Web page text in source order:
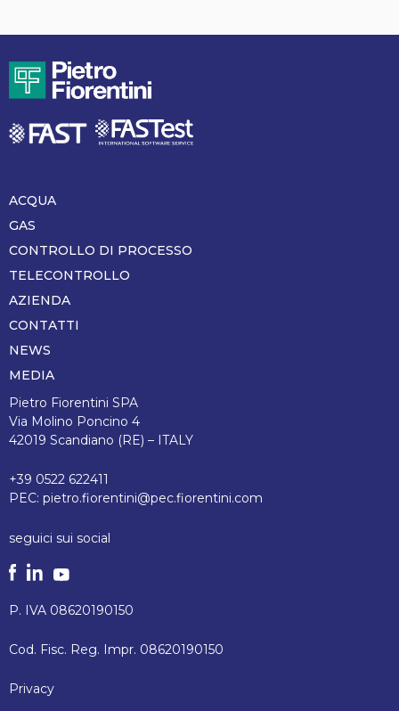
Piè
di
pagina
ACQUA
GAS
CONTROLLO DI PROCESSO
TELECONTROLLO
AZIENDA
CONTATTI
NEWS
MEDIA
Pietro Fiorentini SPA
Via Molino Poncino 4
42019 Scandiano (RE) – ITALY
+39 0522 622411
PEC: pietro.fiorentini@pec.fiorentini.com
seguici sui social
P. IVA 08620190150
Cod. Fisc. Reg. Impr. 08620190150
Privacy